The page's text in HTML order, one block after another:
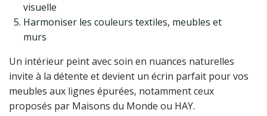
visuelle
Harmoniser les couleurs textiles, meubles et
murs
Un intérieur peint avec soin en nuances naturelles
invite à la détente et devient un écrin parfait pour vos
meubles aux lignes épurées, notamment ceux
proposés par Maisons du Monde ou HAY.